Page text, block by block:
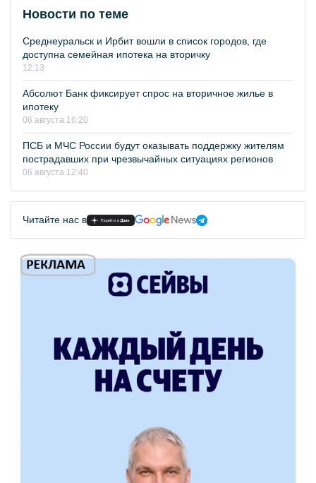
Новости по теме
Среднеуральск и Ирбит вошли в список городов, где
доступна семейная ипотека на вторичку
12:13
Абсолют Банк фиксирует спрос на вторичное жилье в
ипотеку
06 августа 16:20
ПСБ и МЧС России будут оказывать поддержку жителям
пострадавших при чрезвычайных ситуациях регионов
06 августа 12:40
Читайте нас в